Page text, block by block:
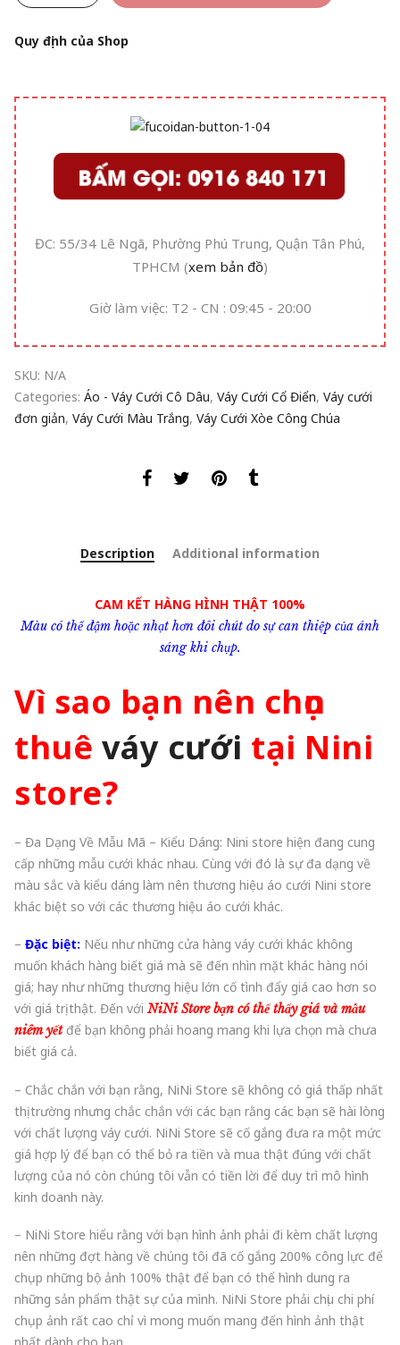
Quy định của Shop
ĐC: 55/34 Lê Ngã, Phường Phú Trung, Quận Tân Phú,
TPHCM (xem bản đồ)
Giờ làm việc: T2 - CN : 09:45 - 20:00
SKU: N/A
Categories: Áo - Váy Cưới Cô Dâu, Váy Cưới Cổ Điển, Váy cưới
đơn giản, Váy Cưới Màu Trắng, Váy Cưới Xòe Công Chúa
Description Additional information
CAM KẾT HÀNG HÌNH THẬT 100%
Màu có thể đậm hoặc nhạt hơn đôi chút do sự can thiệp của ánh
sáng khi chụp.
Vì sao bạn nên chọn
thuê váy cưới tại Nini
store?
– Đa Dạng Về Mẫu Mã – Kiểu Dáng: Nini store hiện đang cung
cấp những mẫu cưới khác nhau. Cùng với đó là sự đa dạng về
màu sắc và kiểu dáng làm nên thương hiệu áo cưới Nini store
khác biệt so với các thương hiệu áo cưới khác.
– Đặc biệt: Nếu như những cửa hàng váy cưới khác không
muốn khách hàng biết giá mà sẽ đến nhìn mặt khác hàng nói
giá; hay như những thương hiệu lớn cố tình đẩy giá cao hơn so
với giá trị thật. Đến với NiNi Store bạn có thể thấy giá và mẫu
niêm yếtđể bạn không phải hoang mang khi lựa chọn mà chưa
biết giá cả.
– Chắc chắn với bạn rằng, NiNi Store sẽ không có giá thấp nhất
thị trường nhưng chắc chắn với các bạn rằng các bạn sẽ hài lòng
với chất lượng váy cưới. NiNi Store sẽ cố gắng đưa ra một mức
giá hợp lý để bạn có thể bỏ ra tiền và mua thật đúng với chất
lượng của nó còn chúng tôi vẫn có tiền lời để duy trì mô hình
kinh doanh này.
– NiNi Store hiểu rằng với bạn hình ảnh phải đi kèm chất lượng
nên những đợt hàng về chúng tôi đã cố gắng 200% công lực để
chụp những bộ ảnh 100% thật để bạn có thể hình dung ra
những sản phẩm thật sự của mình. NiNi Store phải chịu chi phí
chụp ảnh rất cao chỉ vì mong muốn mang đến hình ảnh thật